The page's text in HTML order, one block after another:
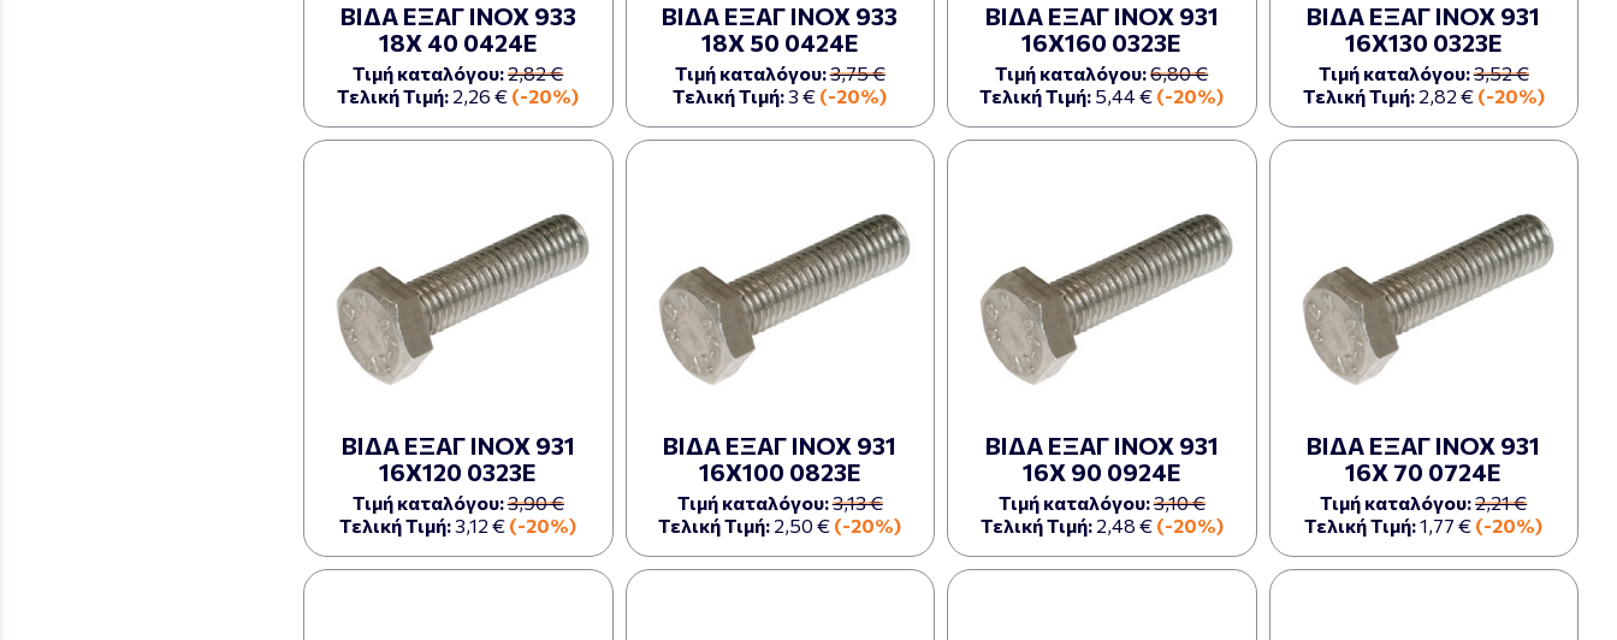
ΒΙΔΑ ΕΞΑΓ ΙΝΟΧ 933
18Χ 40 0424Ε
Τιμή καταλόγου:2,82 €
Τελική Τιμή: 2,26 € (-20%)
ΒΙΔΑ ΕΞΑΓ ΙΝΟΧ 933
18Χ 50 0424Ε
Τιμή καταλόγου:3,75 €
Τελική Τιμή:3 € (-20%)
ΒΙΔΑ ΕΞΑΓ ΙΝΟΧ 931
16Χ160 0323Ε
Τιμή καταλόγου:6,80 €
Τελική Τιμή: 5,44 € (-20%)
ΒΙΔΑ ΕΞΑΓ ΙΝΟΧ 931
16Χ130 0323Ε
Τιμή καταλόγου:3,52 €
Τελική Τιμή: 2,82 € (-20%)
ΒΙΔΑ ΕΞΑΓ ΙΝΟΧ 931
16Χ120 0323Ε
Τιμή καταλόγου:3,90 €
Τελική Τιμή:3,12 € (-20%)
ΒΙΔΑ ΕΞΑΓ ΙΝΟΧ 931
16Χ100 0823Ε
Τιμή καταλόγου:3,13 €
Τελική Τιμή: 2,50 € (-20%)
ΒΙΔΑ ΕΞΑΓ ΙΝΟΧ 931
16Χ 90 0924Ε
Τιμή καταλόγου:3,10 €
Τελική Τιμή: 2,48 € (-20%)
ΒΙΔΑ ΕΞΑΓ ΙΝΟΧ 931
16Χ 70 0724Ε
Τιμή καταλόγου:2,21 €
Τελική Τιμή:1,77 € (-20%)